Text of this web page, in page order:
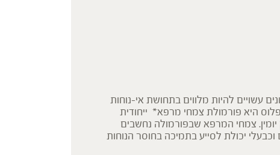
עשויים להיות מלווים בתחושת אי-נוחות
היא פורמולת צמחי מרפא* ייחודית
צמחי המרפא שבפורמולה נחשבים
יכולת לסייע בתמיכה בחוסר הנוחות